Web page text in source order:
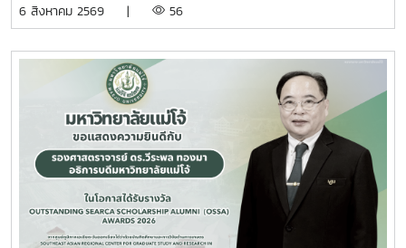
บุคลากร รวมจำนวน 25 คน เป็นเจ้าภาพพระพิธีธรรมสวดพระ
พระบรมราชชนนีพันปีหลวง ณ พระที่นั่งดุสิตมหาปราสาท
พระบรมมหาราชวัง และเข้ากราบถวายบังคมพระศพสมเด็จ
พระเจ้าลูกเธอ เจ้าฟ้าพัชรกิติยาภา นเรนทิราเทพยวดี กรมหลวง
ราชสาริณีสิริพัชร มหาวัชรราชธิดา ณ พระที่นั่งพิมานรัตยา
พระบรมมหาราชวังการเข้าร่วมพิธีในครั้งนี้ นับเป็นพระ
มหากรุณาธิคุณล้นเกล้าล้นกระหม่อมแก่คณะผู้บริหาร
มหาวิทยาลัย สมาคมศิษย์เก่า และบุคลากร มหาวิทยาลัยแม่โจ้ที่ได้
ร่วมแสดงความจงรักภักดี ถวายความอาลัยและน้อมรำลึกในพระ
มหากรุณาธิคุณอย่างหาที่สุดมิได้
6 สิงหาคม 2569 | 56